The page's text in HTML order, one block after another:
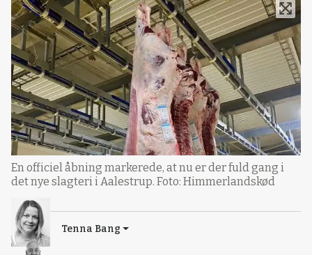
En officiel åbning markerede, at nu er der fuld gang i
det nye slagteri i Aalestrup. Foto: Himmerlandskød
Tenna Bang